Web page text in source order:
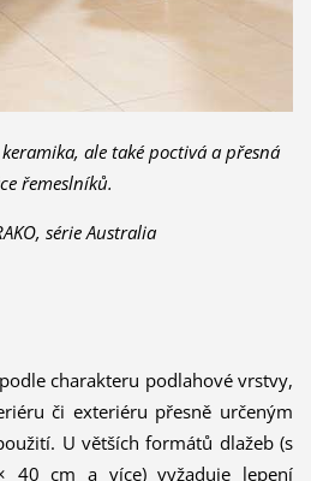
ale také poctivá a přesná
řemeslníků.
série Australia
charakteru podlahové vrstvy,
či exteriéru přesně určeným
U větších formátů dlažeb (s
40 cm a více) vyžaduje lepení